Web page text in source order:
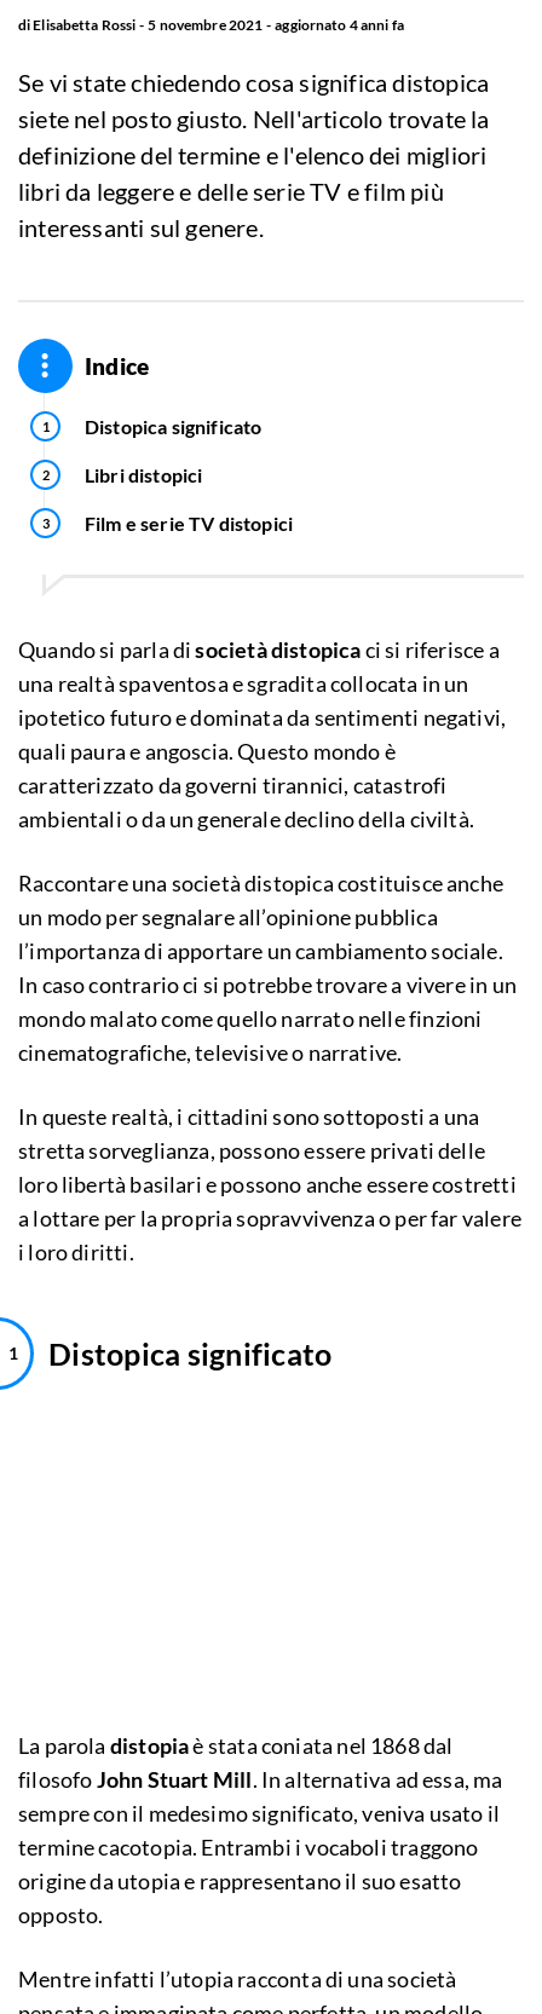
diElisabetta Rossi 5 novembre 2021 aggiornato 4 anni fa
Se vi state chiedendo cosa significa distopica
siete nel posto giusto. Nell'articolo trovate la
definizione del termine e l'elenco dei migliori
libri da leggere e delle serie TV e film più
interessanti sul genere.
Indice
Distopica significato
Libri distopici
Film e serie TV distopici
Quando si parla disocietà distopicaci si riferisce a
una realtà spaventosa e sgradita collocata in un
ipotetico futuro e dominata da sentimenti negativi,
quali paura e angoscia. Questo mondo è
caratterizzato da governi tirannici, catastrofi
ambientali o da un generale declino della civiltà.
Raccontare una società distopica costituisce anche
un modo per segnalare all’opinione pubblica
l’importanza di apportare un cambiamento sociale.
In caso contrario ci si potrebbe trovare a vivere in un
mondo malato come quello narrato nelle finzioni
cinematografiche, televisive o narrative.
In queste realtà, i cittadini sono sottoposti a una
stretta sorveglianza, possono essere privati delle
loro libertà basilari e possono anche essere costretti
a lottare per la propria sopravvivenza o per far valere
i loro diritti.
Distopica significato
La parola distopiaè stata coniata nel 1868 dal
filosofoJohn Stuart Mill. In alternativa ad essa, ma
sempre con il medesimo significato, veniva usato il
termine cacotopia. Entrambi i vocaboli traggono
origine da utopia e rappresentano il suo esatto
opposto.
Mentre infatti l’utopia racconta di una società